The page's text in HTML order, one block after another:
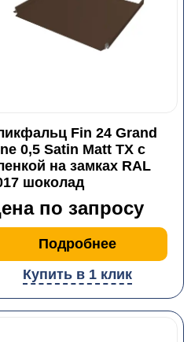
Fin 24 Grand
0,5 Satin Matt TX с
на замках RAL
шоколад
по запросу
Подробнее
Купить в 1 клик